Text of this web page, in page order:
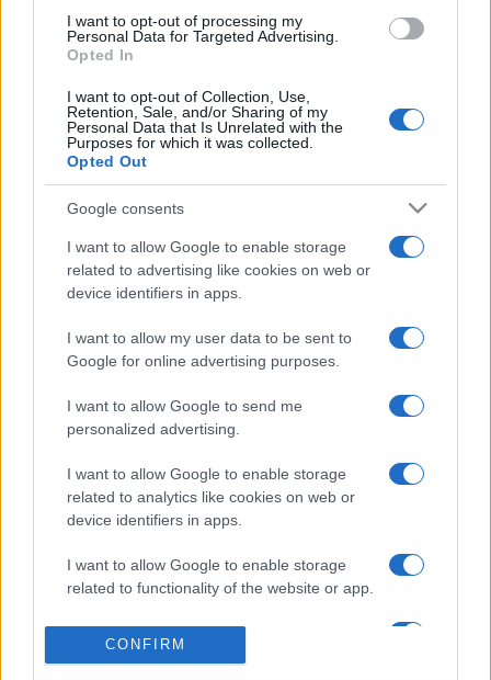
I want to opt-out of processing my
Personal Data for Targeted Advertising.
Opted In
I want to opt-out of Collection, Use,
Retention, Sale, and/or Sharing of my
Personal Data that Is Unrelated with the
Purposes for which it was collected.
Opted Out
Google consents
I want to allow Google to enable storage
related to advertising like cookies on web or
device identifiers in apps.
I want to allow my user data to be sent to
Google for online advertising purposes.
I want to allow Google to send me
personalized advertising.
I want to allow Google to enable storage
related to analytics like cookies on web or
device identifiers in apps.
I want to allow Google to enable storage
related to functionality of the website or app.
I want to allow Google to enable storage
CONFIRM
Az új albumhoz az Operaházban forgattak videósorozatot.
A felvételekhez igazán különleges helyszínt szerettek volna
találni. „Régi vágyam volt, hogy az Operaházban forgassunk,
de álmomban sem gondoltam, hogy megvalósulhat egy ilyen
projekt. Az Opera az első hivatalos megkereséstől kezdve
lehetőség is felmerült a forgatásra, de én az első perctől a
gyönyörű Vörös Szalonban szerettem volna egy csodálatos,
kontrasztos képi világba elhelyezni a zenénket. A
operatőr vett részt, aki a helyszíni bejárás után megálmodta
Vortex of Silence című album a német Jazzhaus Records
kiadónál jelenik meg. Az albumbemutatója 2024. február 16-
án lesz a Müpában, ami egyben a Jazz Showcase
nyitókoncertje is.
Nyitóképen Gyémánt Bálint. Fotó: Láng Nándor